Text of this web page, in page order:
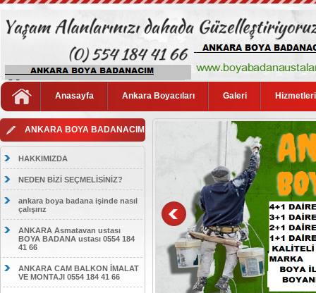
Anasayfa Ankara Boyacıları Galeri
ANKARA BOYA BADANACIM
HAKKIMIZDA
NEDEN BİZİ SEÇMELİSİNİZ?
ankara boya badana işinde nasıl
çalışırız
ANKARA Asmatavan ustası
BOYA BADANA ustası 0554 184
41 66
ANKARA CAM BALKON İMALAT
VE MONTAJI 0554 184 41 66